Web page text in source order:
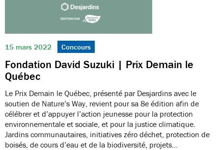
15 mars 2022 Concours
Fondation David Suzuki | Prix Demain le
Québec
Le Prix Demain le Québec, présenté par Desjardins avec le
soutien de Nature’s Way, revient pour sa 8e édition afin de
célébrer et d’appuyer l’action jeunesse pour la protection
environnementale et sociale, et pour la justice climatique.
Jardins communautaires, initiatives zéro déchet, protection de
boisés, de cours d’eau et de la biodiversité, projets…